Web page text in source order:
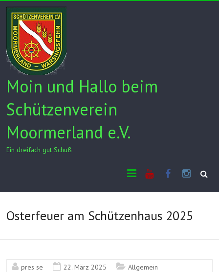
Skip
content
Moin und Hallo beim
Schützenverein
Moormerland e.V.
Ein dreifach gut Schuß
Osterfeuer am Schützenhaus 2025
pres se 22. März 2025 Allgemein